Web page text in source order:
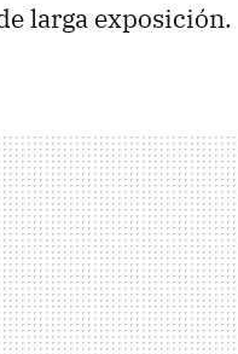
larga exposición.